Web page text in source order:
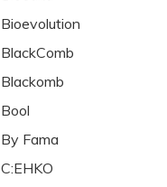
Bioevolution
BlackComb
Blackomb
Bool
By Fama
C:EHKO